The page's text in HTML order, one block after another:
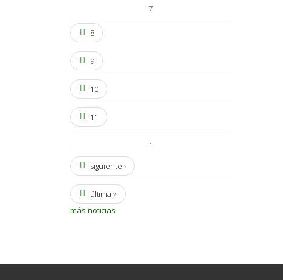
7
8
9
10
11
…
siguiente ›
última »
más noticias